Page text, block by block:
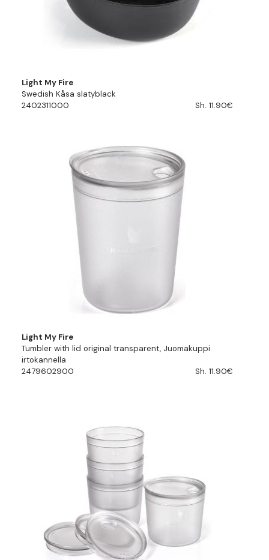
Light My Fire
Swedish Kåsa slatyblack
2402311000
Sh. 11.90€
Light My Fire
Tumbler with lid original transparent, Juomakuppi
irtokannella
2479602900
Sh. 11.90€